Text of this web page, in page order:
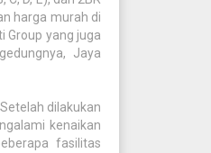
harga murah di
Group yang juga
Jaya
dilakukan
kenaikan
fasilitas